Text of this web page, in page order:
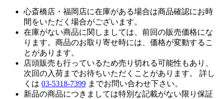
心斎橋店・福岡店に在庫がある場合は商品確認にお時
間をいただく場合がございます。
在庫がない商品に関しましては、前回の販売価格にな
ります。商品のお取り寄せ時には、価格が変動するこ
とがあります。
店頭販売も行っているため売り切れる可能性もあり、
次回の入荷までお待ちいただくことがあります。 詳し
くは 03-5318-7399 までお問い合わせ下さい。
新品の商品につきましては特別な記載がない限り保証